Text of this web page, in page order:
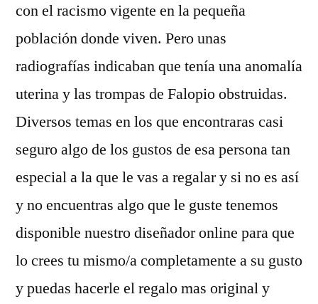
con el racismo vigente en la pequeña
población donde viven. Pero unas
radiografías indicaban que tenía una anomalía
uterina y las trompas de Falopio obstruidas.
Diversos temas en los que encontraras casi
seguro algo de los gustos de esa persona tan
especial a la que le vas a regalar y si no es así
y no encuentras algo que le guste tenemos
disponible nuestro diseñador online para que
lo crees tu mismo/a completamente a su gusto
y puedas hacerle el regalo mas original y